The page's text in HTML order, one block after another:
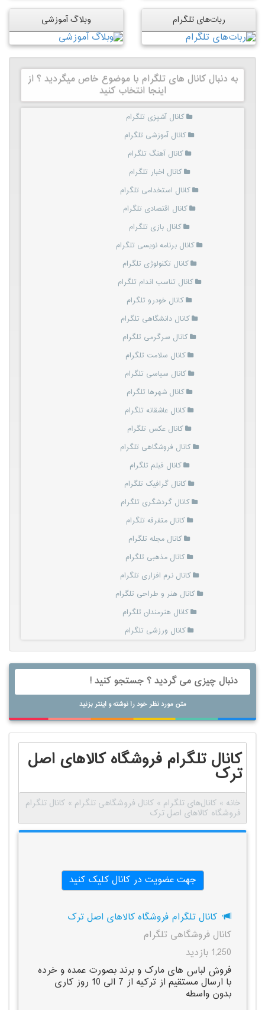
ربات‌های تلگرام وبلاگ آموزشی
به دنبال کانال های تلگرام با موضوع خاص میگردید ؟ از
اینجا انتخاب کنید
کانال آشپزی تلگرام
کانال آموزشی تلگرام
کانال آهنگ تلگرام
کانال اخبار تلگرام
کانال استخدامی تلگرام
کانال اقتصادی تلگرام
کانال بازی تلگرام
کانال برنامه نویسی تلگرام
کانال تکنولوژی تلگرام
کانال تناسب اندام تلگرام
کانال خودرو تلگرام
کانال دانشگاهی تلگرام
کانال سرگرمی تلگرام
کانال سلامت تلگرام
کانال سیاسی تلگرام
کانال شهرها تلگرام
کانال عاشقانه تلگرام
کانال عکس تلگرام
کانال فروشگاهی تلگرام
کانال فیلم تلگرام
کانال گرافیک تلگرام
کانال گردشگری تلگرام
کانال متفرقه تلگرام
کانال مجله تلگرام
کانال مذهبی تلگرام
کانال نرم افزاری تلگرام
کانال هنر و طراحی تلگرام
کانال هنرمندان تلگرام
کانال ورزشی تلگرام
متن مورد نظر خود را نوشته و اینتر بزنید
کانال تلگرام فروشگاه کالاهای اصل
ترک
خانه » کانال‌های تلگرام » کانال فروشگاهی تلگرام » کانال تلگرام
فروشگاه کالاهای اصل ترک
جهت عضویت در کانال کلیک کنید
کانال تلگرام فروشگاه کالاهای اصل ترک
کانال فروشگاهی تلگرام
1,250 بازدید
فروش لباس های مارک و برند بصورت عمده و خرده
با ارسال مستقیم از ترکیه از 7 الی 10 روز کاری
بدون واسطه